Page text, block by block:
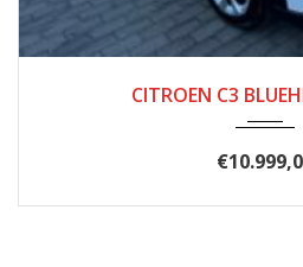
CITROEN C3
€